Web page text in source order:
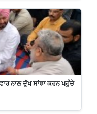
ਨਾਲ ਦੁੱਖ ਸਾਂਝਾ ਕਰਨ ਪਹੁੰਚੇ